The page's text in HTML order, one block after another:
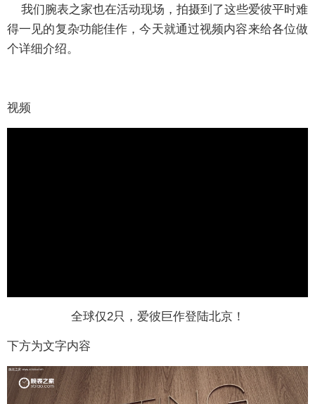
我们腕表之家也在活动现场，拍摄到了这些爱彼平时难
得一见的复杂功能佳作，今天就通过视频内容来给各位做
个详细介绍。
视频
全球仅2只，爱彼巨作登陆北京！
下方为文字内容